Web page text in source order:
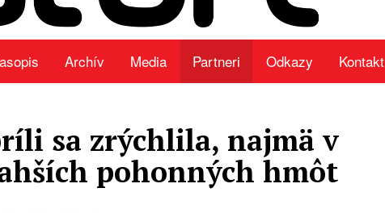
Archív Media Partneri Odkazy Kontakt
sa zrýchlila, najmä v
pohonných hmôt